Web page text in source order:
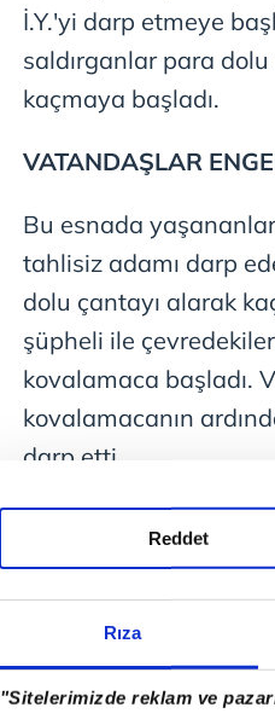
Rıza
"Sitelerimizde reklam ve
Reddet
İ.Y.'yi darp etmeye
saldırganlar para
kaçmaya başladı.
VATANDAŞLAR
Bu esnada
tahlisiz adamı darp
dolu çantayı alarak
şüpheli ile
kovalamaca başladı.
kovalamacanın
darp etti.
O sırada şüphelinin
dağıttı. Vatandaşlar
yerine gelen polis
teşebbüsünde
karışırken, Necmettin